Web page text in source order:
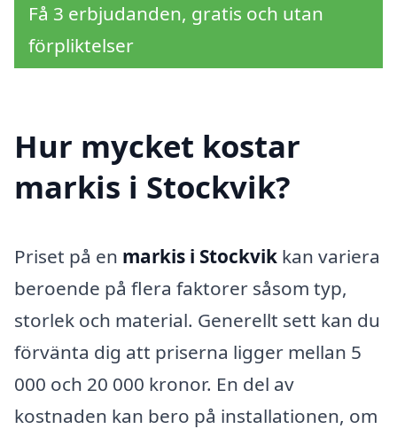
Få 3 erbjudanden, gratis och utan
förpliktelser
Hur mycket kostar
markis i Stockvik?
Priset på en markis i Stockvik kan variera
beroende på flera faktorer såsom typ,
storlek och material. Generellt sett kan du
förvänta dig att priserna ligger mellan 5
000 och 20 000 kronor. En del av
kostnaden kan bero på installationen, om